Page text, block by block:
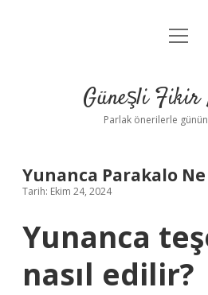
Anasayfa
Yasal
menüyü
Güneşli Fikir
Parlak önerilerle
Yunanca Parakalo
Tarih: Ekim 24, 2024
Yunanca
nasıl edilir?